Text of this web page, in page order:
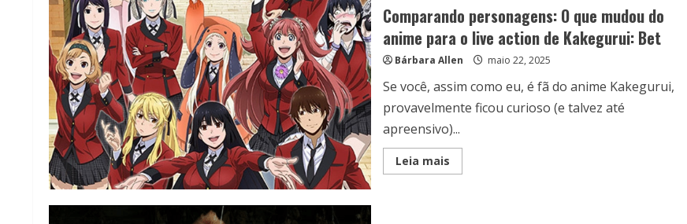
os
Colorados’
Comparando personagens: O que mudou do
anime para o live action de Kakegurui: Bet
Bárbara Allen maio 22, 2025
Se você, assim como eu, é fã do anime Kakegurui,
provavelmente ficou curioso (e talvez até
apreensivo)...
Leia maisRead
more